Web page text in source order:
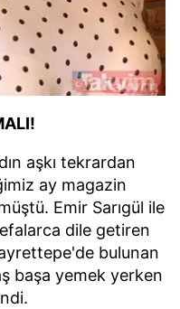
aşkı tekrardan
ay magazin
Emir Sarıgül ile
dile getiren
bulunan
başa yemek yerken